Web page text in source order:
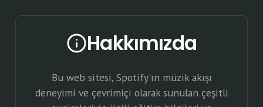
Hakkımızda
Bu web sitesi, Spotify'ın müzik akışı
deneyimi ve çevrimiçi olarak sunulan çeşitli